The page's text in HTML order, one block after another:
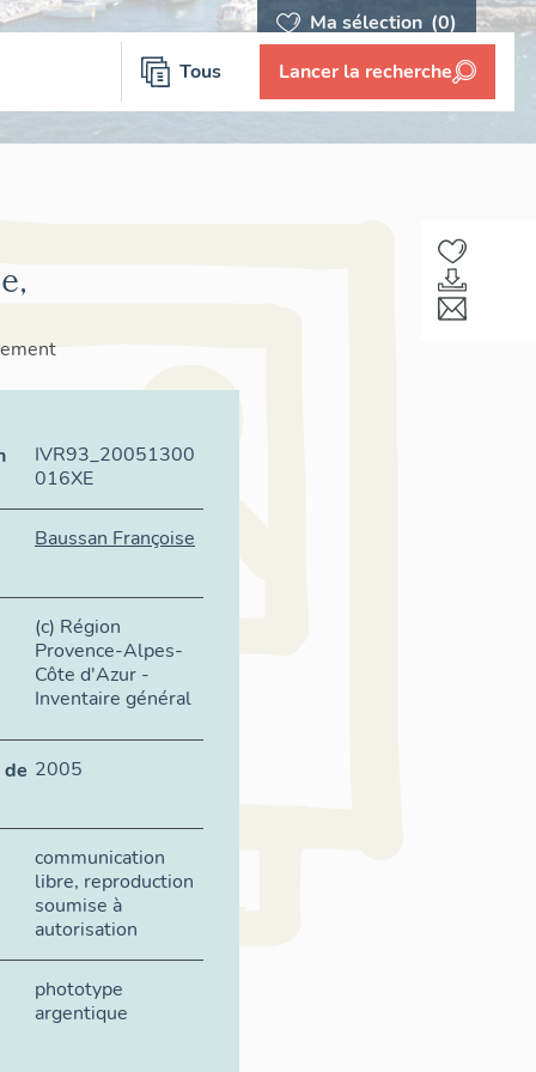
Ma sélection (0)
Tous
Lancer la recherche
IVR93_20051300
016XE
Baussan Françoise
(c) Région
Provence-Alpes-
Côte d'Azur -
Inventaire général
2005
communication
libre, reproduction
soumise à
autorisation
phototype
argentique